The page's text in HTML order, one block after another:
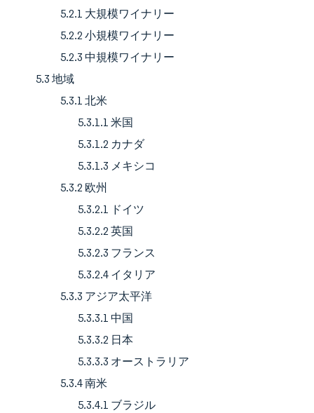
5.2.1 大規模ワイナリー
5.2.2 小規模ワイナリー
5.2.3 中規模ワイナリー
5.3 地域
5.3.1 北米
5.3.1.1 米国
5.3.1.2 カナダ
5.3.1.3 メキシコ
5.3.2 欧州
5.3.2.1 ドイツ
5.3.2.2 英国
5.3.2.3 フランス
5.3.2.4 イタリア
5.3.3 アジア太平洋
5.3.3.1 中国
5.3.3.2 日本
5.3.3.3 オーストラリア
5.3.4 南米
5.3.4.1 ブラジル